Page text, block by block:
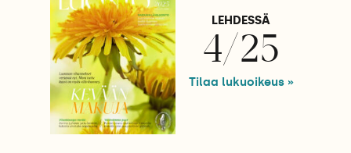
LEHDESSÄ
4/25
Tilaa lukuoikeus »